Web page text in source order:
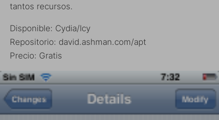
tantos recursos.
Disponible: Cydia/Icy
Repositorio: david.ashman.com/apt
Precio: Gratis